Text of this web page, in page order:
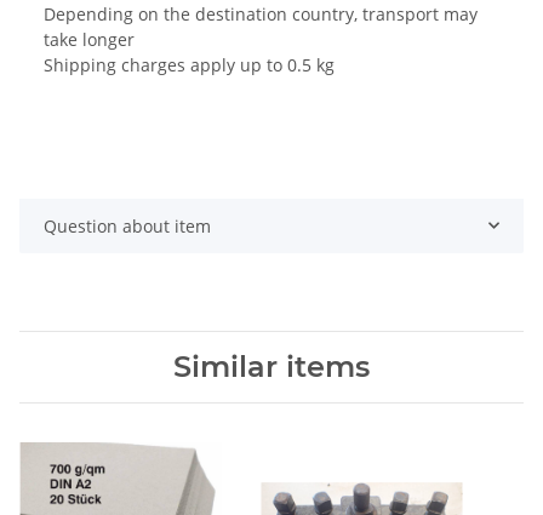
Depending on the destination country, transport may
take longer
Shipping charges apply up to 0.5 kg
Question about item
Similar items